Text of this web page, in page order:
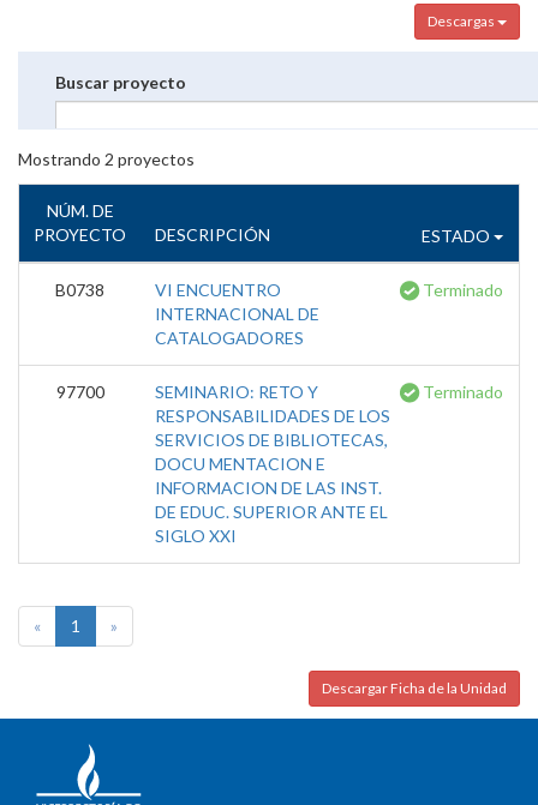
Descargas
Buscar proyecto
Mostrando 2 proyectos
NÚM. DE
PROYECTO
DESCRIPCIÓN ESTADO
B0738
VI ENCUENTRO
INTERNACIONAL DE
CATALOGADORES
Terminado
97700
SEMINARIO: RETO Y
RESPONSABILIDADES DE LOS
SERVICIOS DE BIBLIOTECAS,
DOCU MENTACION E
INFORMACION DE LAS INST.
DE EDUC. SUPERIOR ANTE EL
SIGLO XXI
Terminado
« 1 »
Descargar Ficha de la Unidad